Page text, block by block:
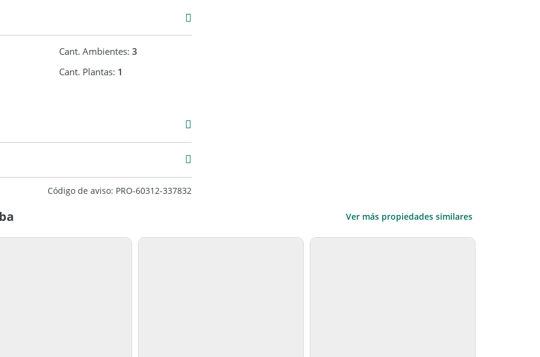
exteriores
con cercanía a comercios, transporte y
Cant. Ambientes:3
Cant. Plantas: 1
Código de aviso: PRO-60312-337832
Ver más propiedades similares